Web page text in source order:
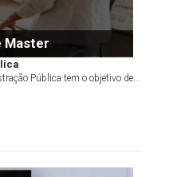
Master
Pública tem o objetivo de
para um es...